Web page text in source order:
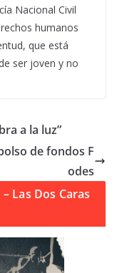
Nacional Civil
humanos
que está
ser joven y no
a la luz”
de fondos F
odes
Las Dos Caras